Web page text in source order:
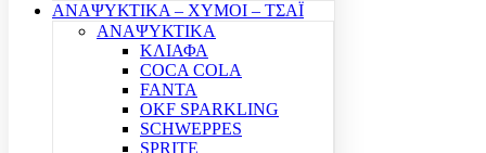
ΑΝΑΨΥΚΤΙΚΑ – ΧΥΜΟΙ – ΤΣΑΪ
ΑΝΑΨΥΚΤΙΚΑ
ΚΛΙΑΦΑ
COCA COLA
FANTA
OKF SPARKLING
SCHWEPPES
SPRITE